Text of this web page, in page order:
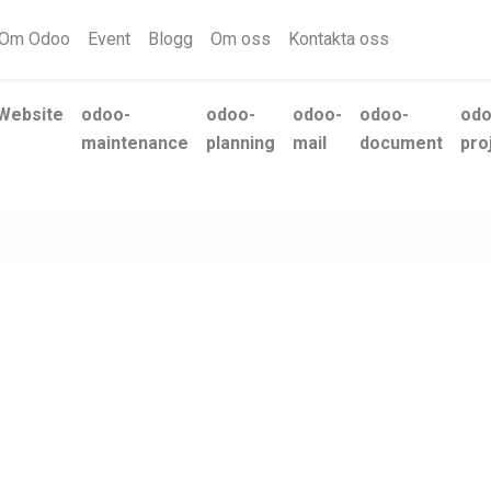
Odoo Event Blogg Om oss Kontakta oss
odoo-
maintenance
odoo-
planning
odoo-
mail
odoo-
document